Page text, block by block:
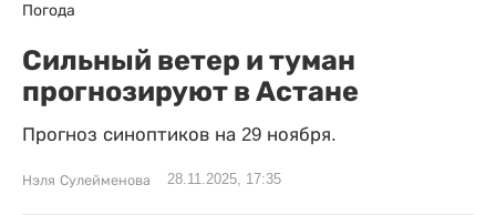
Погода
Сильный ветер и туман
прогнозируют в Астане
Прогноз синоптиков на 29 ноября.
Нэля Сулейменова 28.11.2025, 17:35